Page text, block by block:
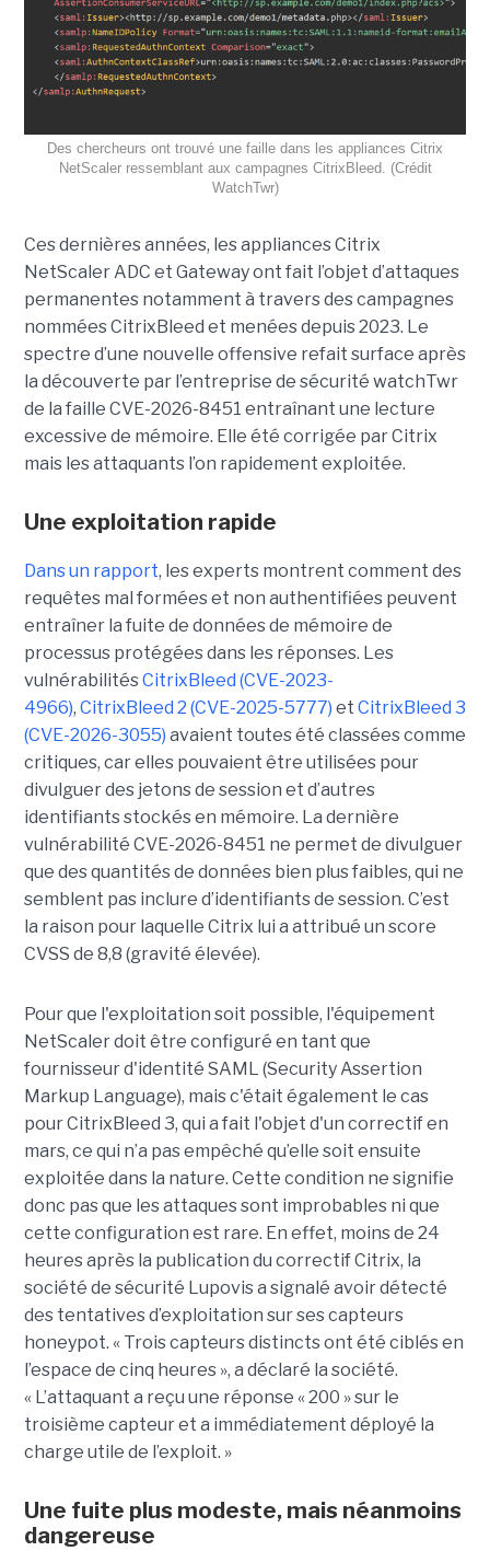
Des chercheurs ont trouvé une faille dans les appliances Citrix
NetScaler ressemblant aux campagnes CitrixBleed. (Crédit
WatchTwr)
Ces dernières années, les appliances Citrix
NetScaler ADC et Gateway ont fait l’objet d’attaques
permanentes notamment à travers des campagnes
nommées CitrixBleed et menées depuis 2023. Le
spectre d’une nouvelle offensive refait surface après
la découverte par l’entreprise de sécurité watchTwr
de la faille CVE-2026-8451 entraînant une lecture
excessive de mémoire. Elle été corrigée par Citrix
mais les attaquants l’on rapidement exploitée.
Une exploitation rapide
Dans un rapport, les experts montrent comment des
requêtes mal formées et non authentifiées peuvent
entraîner la fuite de données de mémoire de
processus protégées dans les réponses. Les
vulnérabilitésCitrixBleed (CVE-2023-
4966), CitrixBleed 2 (CVE-2025-5777) et CitrixBleed 3
(CVE-2026-3055) avaient toutes été classées comme
critiques, car elles pouvaient être utilisées pour
divulguer des jetons de session et d’autres
identifiants stockés en mémoire. La dernière
vulnérabilité CVE-2026-8451 ne permet de divulguer
que des quantités de données bien plus faibles, qui ne
semblent pas inclure d’identifiants de session. C’est
la raison pour laquelle Citrix lui a attribué un score
CVSS de 8,8 (gravité élevée).
Pour que l'exploitation soit possible, l'équipement
NetScaler doit être configuré en tant que
fournisseur d'identité SAML (Security Assertion
Markup Language), mais c'était également le cas
pour CitrixBleed 3, qui a fait l'objet d'un correctif en
mars, ce qui n’a pas empêché qu’elle soit ensuite
exploitée dans la nature. Cette condition ne signifie
donc pas que les attaques sont improbables ni que
cette configuration est rare. En effet, moins de 24
heures après la publication du correctif Citrix, la
société de sécurité Lupovis a signalé avoir détecté
des tentatives d’exploitation sur ses capteurs
honeypot. « Trois capteurs distincts ont été ciblés en
l’espace de cinq heures », a déclaré la société.
« L’attaquant a reçu une réponse « 200 » sur le
troisième capteur et a immédiatement déployé la
charge utile de l’exploit. »
Une fuite plus modeste, mais néanmoins
dangereuse